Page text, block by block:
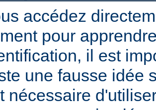
accédez
pour
il est
une fausse idée
nécessaire